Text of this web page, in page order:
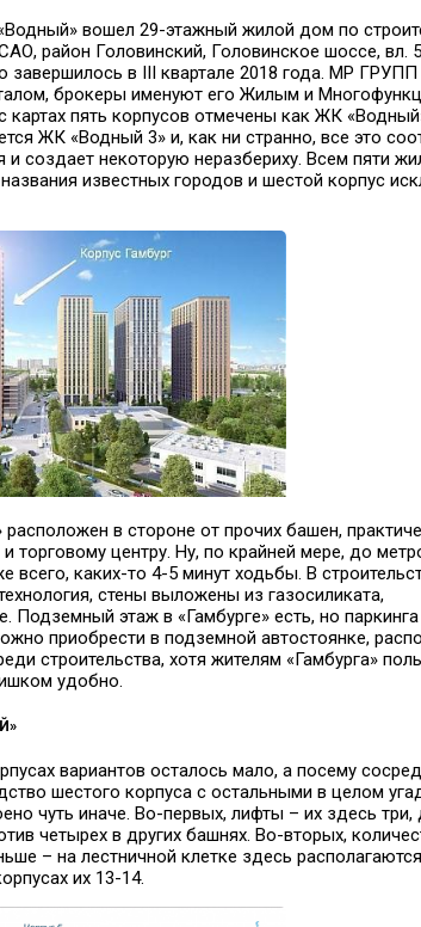
вошел 29-этажный жилой дом по
район Головинский, Головинское шоссе, вл.
завершилось в III квартале 2018 года. МР ГРУПП
брокеры именуют его Жилым и
картах пять корпусов отмечены как ЖК
ЖК «Водный 3»и, как ни странно, все это
и создает некоторую неразбериху. Всем пяти
известных городов и шестой корпус
расположен в стороне от прочих башен,
торговому центру. Ну, по крайней мере, до
каких-то 4-5 минут ходьбы. В
стены выложены из газосиликата,
Подземный этаж в «Гамбурге» есть, но
приобрести в подземной автостоянке,
строительства, хотя жителям «Гамбурга»
удобно.
вариантов осталось мало, а посему
шестого корпуса с остальными в целом
чуть иначе. Во-первых, лифты – их здесь три,
четырех в других башнях. Во-вторых,
– на лестничной клетке здесь
их 13-14.